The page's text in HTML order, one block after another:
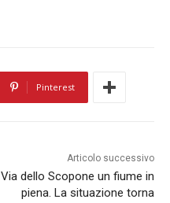
Pinterest
Articolo successivo
Via dello Scopone un fiume in
piena. La situazione torna